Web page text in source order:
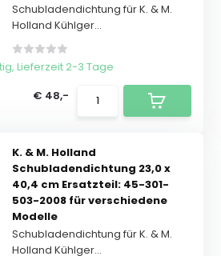
Schubladendichtung für K. & M.
Holland Kühlger...
Lieferzeit 2-3 Tage
€ 48,-
K. & M. Holland
Schubladendichtung 23,0 x
40,4 cm Ersatzteil: 45-301-
503-2008 für verschiedene
Modelle
Schubladendichtung für K. & M.
Holland Kühlger...